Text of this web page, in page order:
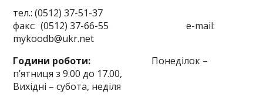
тел.: (0512) 37-51-37
факс: (0512) 37-66-55 e-mail:
mykoodb@ukr.net
Години роботи: Понеділок –
п’ятниця з 9.00 до 17.00,
Вихідні – субота, неділя